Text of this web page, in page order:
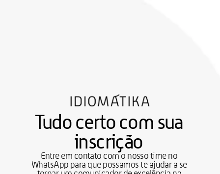
Tudo certo com sua
inscrição
Entre em contato com o nosso time no
WhatsApp para que possamos te ajudar a se